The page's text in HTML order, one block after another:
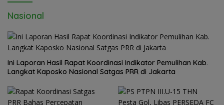
Nasional
Ini Laporan Hasil Rapat Koordinasi Indikator Pemulihan Kab.
Langkat Kaposko Nasional Satgas PRR di Jakarta